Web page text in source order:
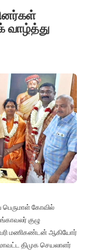
வாழ்த்து
கோவில்
குழு
மணிகண்டன் ஆகியோர்
திமுக செயலாளர்